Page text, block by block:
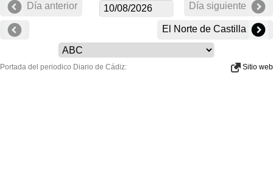
Día anterior Día siguiente
El Norte de Castilla
Portada del periodico Diario de Cádiz: Sitio web